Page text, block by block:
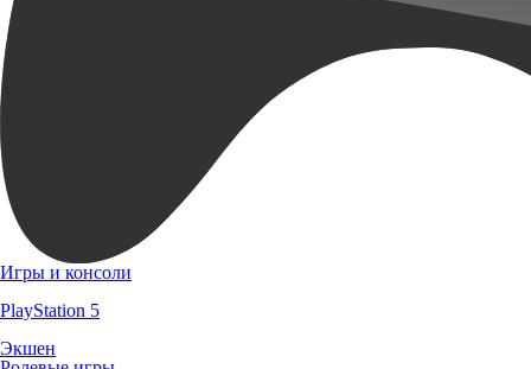
Игры и консоли
PlayStation 5
Экшен